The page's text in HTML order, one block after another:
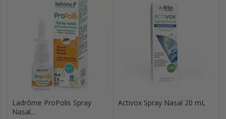
Ladrôme ProPolis Spray
Nasal...
Activox Spray Nasal 20 mL